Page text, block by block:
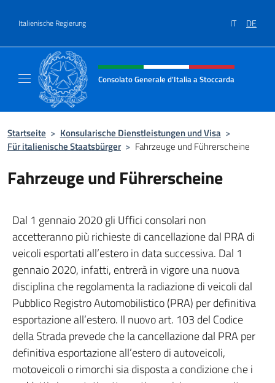
Italienische Regierung IT DE
Header-Site, Social und Menü
Consolato Generale d'Italia a Stoccarda
Startseite > Konsularische Dienstleistungen und Visa >
Für italienische Staatsbürger > Fahrzeuge und Führerscheine
Fahrzeuge und Führerscheine
Dal 1 gennaio 2020 gli Uffici consolari non
accetteranno più richieste di cancellazione dal PRA di
veicoli esportati all’estero in data successiva. Dal 1
gennaio 2020, infatti, entrerà in vigore una nuova
disciplina che regolamenta la radiazione di veicoli dal
Pubblico Registro Automobilistico (PRA) per definitiva
esportazione all’estero. Il nuovo art. 103 del Codice
della Strada prevede che la cancellazione dal PRA per
definitiva esportazione all’estero di autoveicoli,
motoveicoli o rimorchi sia disposta a condizione che i